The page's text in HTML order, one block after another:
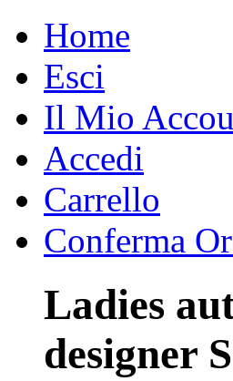
Home
Esci
Il Mio
Accedi
Carrello
Conferma
Ladies
designer